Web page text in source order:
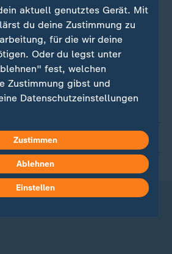
aktuell genutztes Gerät. Mit
du deine Zustimmung zu
für die wir deine
Oder du legst unter
fest, welchen
Zustimmung gibst und
Datenschutzeinstellungen
Impressum.
findest du in unserer
Zustimmen
Ablehnen
Einstellen